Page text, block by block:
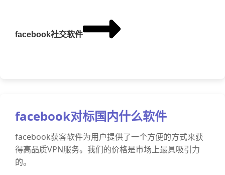
facebook社交软件
facebook对标国内什么软件
facebook获客软件为用户提供了一个方便的方式来获
得高品质VPN服务。我们的价格是市场上最具吸引力
的。